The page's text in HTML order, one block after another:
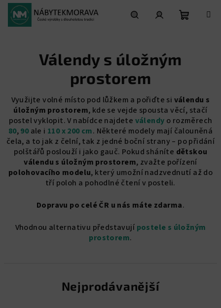
Přejít
obsah
Válendy s úložným
prostorem
Využijte volné místo pod lůžkem a pořiďte si válendu s
úložným prostorem, kde se vejde spousta věcí, stačí
postel vyklopit. V nabídce najdete válendy o rozměrech
80,90ale i 110 x 200 cm. Některé modely mají čalouněná
čela, a to jak z čelní, tak z jedné boční strany – po přidání
polštářů poslouží i jako gauč. Pokud sháníte dětskou
válendu s úložným prostorem, zvažte pořízení
polohovacího modelu, který umožní nadzvednutí až do
tří poloh a pohodlné čtení v posteli.
Dopravu po celé ČR u nás máte zdarma.
Vhodnou alternativu představují postele s úložným
prostorem.
Nejprodávanější